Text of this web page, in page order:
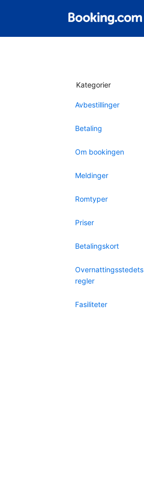
Kategorier
Avbestillinger
Betaling
Om bookingen
Meldinger
Romtyper
Priser
Betalingskort
Overnattingsstedets
regler
Fasiliteter